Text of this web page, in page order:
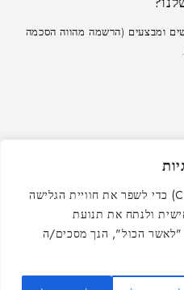
אנו משתמשים בעוגיות (Cookies) כדי לשפר את חוויית הגלישה
ולנתח את תנועת
הכול", הנך מסכים/ה
ומבצעים (הרשמה מהווה הסכמה